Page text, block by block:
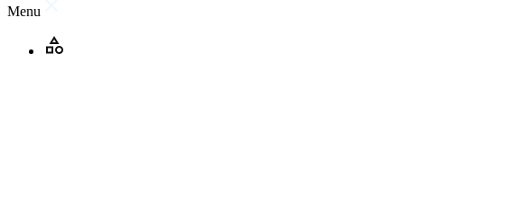
Menu